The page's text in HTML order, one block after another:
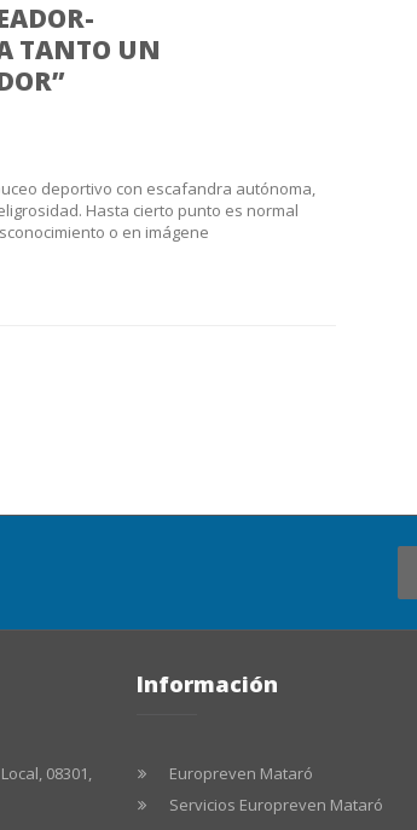
TANTO UN
deportivo con escafandra autónoma,
Hasta cierto punto es normal
o en imágene
08301,
Información
Europreven Mataró
Servicios Europreven Mataró